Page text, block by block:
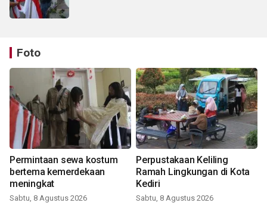
Foto
Permintaan sewa kostum
bertema kemerdekaan
meningkat
Sabtu, 8 Agustus 2026
Perpustakaan Keliling
Ramah Lingkungan di Kota
Kediri
Sabtu, 8 Agustus 2026